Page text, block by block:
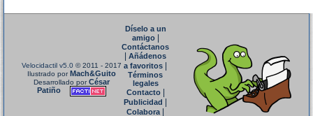
Velocidactil v5.0 © 2011 - 2017
Ilustrado porMach&Guito
Desarrollado porCésar
Patiño
Díselo a un
amigo|
Contáctanos
Añádenos
a favoritos
Términos
legales
Contacto|
Publicidad
Colabora|